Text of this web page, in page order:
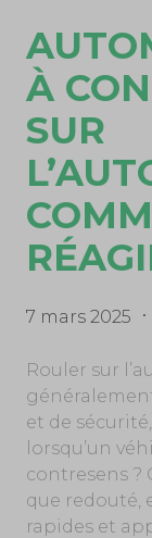
À
SUR
7 mars 2025
Rouler sur
et de
lorsqu’un
contresens ?
que redouté,
rapides et